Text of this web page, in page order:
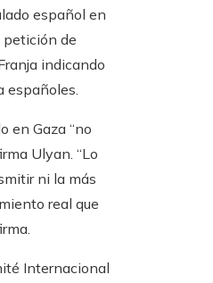
español en
petición de
indicando
españoles.
en Gaza “no
Ulyan. “Lo
ni la más
real que
Internacional